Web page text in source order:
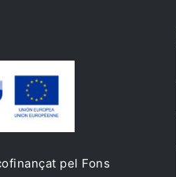
pel Fons